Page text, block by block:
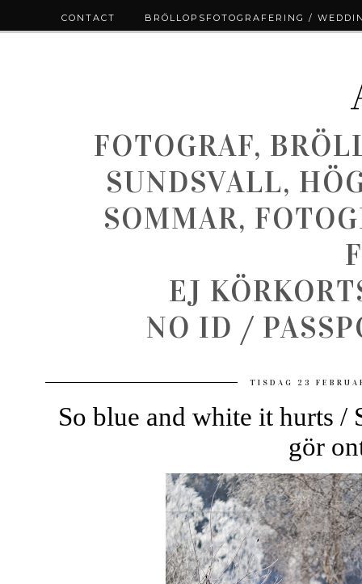
FOTOGRAF,
SUNDSVALL,
SOMMAR,
EJ
NO ID /
TISDAG 23
So blue and white it hurts /
gör
CONTACT BRÖLLOPSFOTOGRAFERING /